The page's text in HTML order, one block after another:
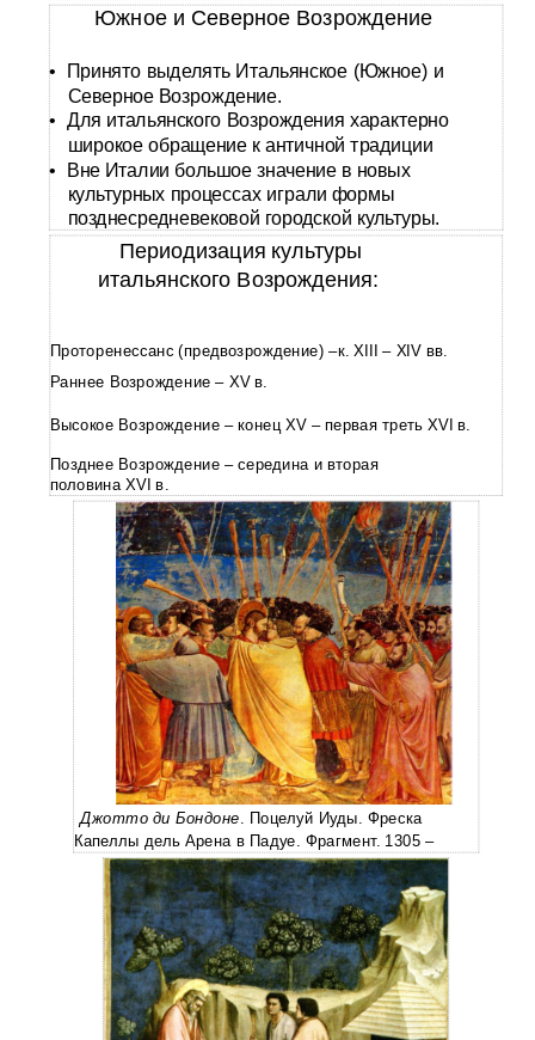
Южное и Северное Возрождение
•
Принято выделять Итальянское (Южное) и
Северное Возрождение.
• Для итальянского Возрождения характерно
широкое обращение к античной традиции
•
Вне Италии большое значение в новых
культурных процессах играли формы
позднесредневековой городской культуры.
Периодизация культуры
итальянского Возрождения:
Проторенессанс (предвозрождение) –к. XIII – XIV вв.
Раннее Возрождение – XV в.
Высокое Возрождение – конец XV – первая треть XVI в.
Позднее Возрождение – середина и вторая
половина XVI в.
Джотто ди Бондоне. Поцелуй Иуды. Фреска
Капеллы дель Арена в Падуе. Фрагмент. 1305 –